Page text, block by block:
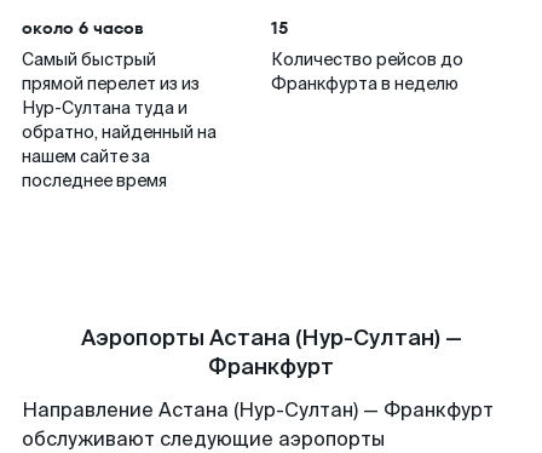
около 6 часов
Самый быстрый
прямой перелет из из
Нур-Султана туда и
обратно, найденный на
нашем сайте за
последнее время
15
Количество рейсов до
Франкфурта в неделю
Аэропорты Астана (Нур-Султан) —
Франкфурт
Направление Астана (Нур-Султан) — Франкфурт
обслуживают следующие аэропорты